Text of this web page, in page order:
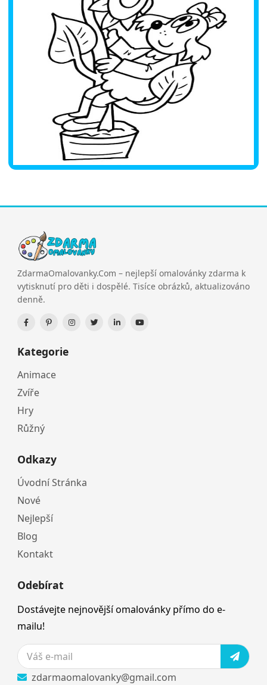
ZdarmaOmalovanky.Com – nejlepší omalovánky zdarma k
vytisknutí pro děti i dospělé. Tisíce obrázků, aktualizováno
denně.
Kategorie
Animace
Zvíře
Hry
Růžný
Odkazy
Úvodní Stránka
Nové
Nejlepší
Blog
Kontakt
Odebírat
Dostávejte nejnovější omalovánky přímo do e-
mailu!
zdarmaomalovanky@gmail.com